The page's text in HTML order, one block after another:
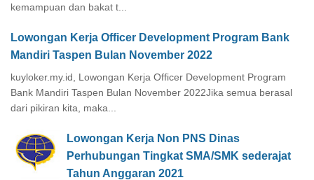
kemampuan dan bakat t...
Lowongan Kerja Officer Development Program Bank
Mandiri Taspen Bulan November 2022
kuyloker.my.id, Lowongan Kerja Officer Development Program
Bank Mandiri Taspen Bulan November 2022Jika semua berasal
dari pikiran kita, maka...
Lowongan Kerja Non PNS Dinas
Perhubungan Tingkat SMA/SMK sederajat
Tahun Anggaran 2021